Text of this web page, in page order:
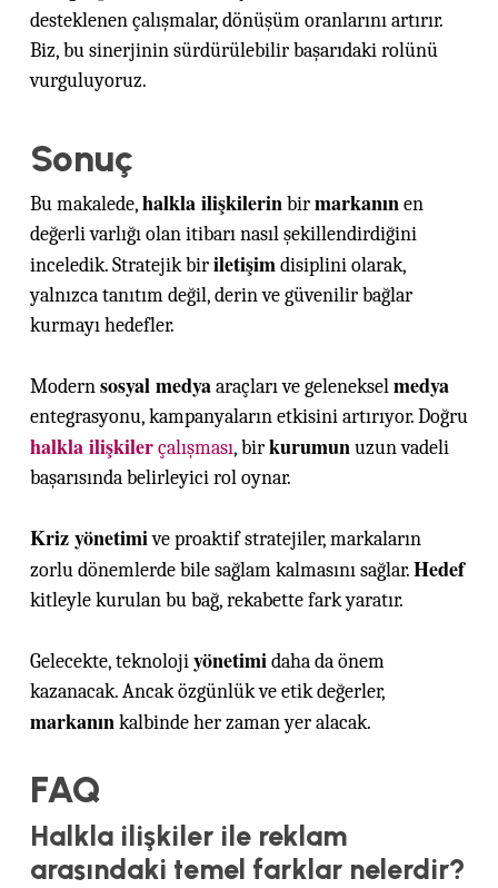
desteklenen çalışmalar, dönüşüm oranlarını artırır.
Biz, bu sinerjinin sürdürülebilir başarıdaki rolünü
vurguluyoruz.
Sonuç
Bu makalede,halkla ilişkilerinbirmarkanınen
değerli varlığı olan itibarı nasıl şekillendirdiğini
inceledik. Stratejik biriletişimdisiplini olarak,
yalnızca tanıtım değil, derin ve güvenilir bağlar
kurmayı hedefler.
Modernsosyal medyaaraçları ve gelenekselmedya
entegrasyonu, kampanyaların etkisini artırıyor. Doğru
halkla ilişkilerçalışması, birkurumunuzun vadeli
başarısında belirleyici rol oynar.
Kriz yönetimive proaktif stratejiler, markaların
zorlu dönemlerde bile sağlam kalmasını sağlar.Hedef
kitleyle kurulan bu bağ, rekabette fark yaratır.
Gelecekte, teknolojiyönetimidaha da önem
kazanacak. Ancak özgünlük ve etik değerler,
markanınkalbinde her zaman yer alacak.
FAQ
Halkla ilişkiler ile reklam
arasındaki temel farklar nelerdir?